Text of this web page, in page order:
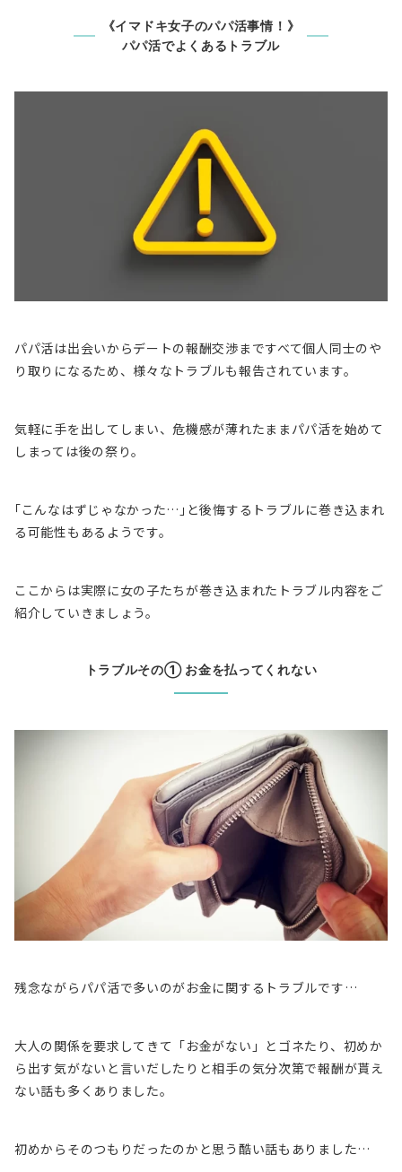
《イマドキ女子のパパ活事情！》
パパ活でよくあるトラブル
パパ活は出会いからデートの報酬交渉まですべて個人同士のや
り取りになるため、様々なトラブルも報告されています。
気軽に手を出してしまい、危機感が薄れたままパパ活を始めて
しまっては後の祭り。
｢こんなはずじゃなかった…｣と後悔するトラブルに巻き込まれ
る可能性もあるようです。
ここからは実際に女の子たちが巻き込まれたトラブル内容をご
紹介していきましょう。
トラブルその① お金を払ってくれない
残念ながらパパ活で多いのがお金に関するトラブルです…
大人の関係を要求してきて「お金がない」とゴネたり、初めか
ら出す気がないと言いだしたりと相手の気分次第で報酬が貰え
ない話も多くありました。
初めからそのつもりだったのかと思う酷い話もありました…